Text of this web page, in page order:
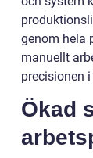
genom hela
manuellt
precisionen
Ökad